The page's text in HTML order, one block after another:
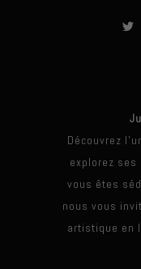
Découvrez
explorez
vous êtes
nous vous
artistique en